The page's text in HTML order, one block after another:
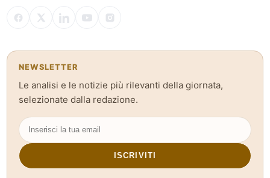
NEWSLETTER
Le analisi e le notizie più rilevanti della giornata,
selezionate dalla redazione.
ISCRIVITI